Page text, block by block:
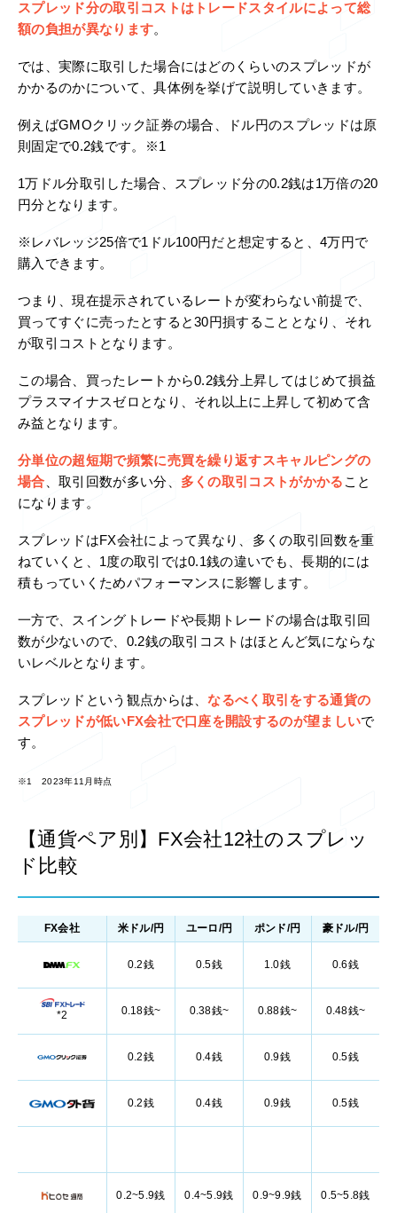
スプレッド分の取引コストはトレードスタイルによって総
額の負担が異なります。
では、実際に取引した場合にはどのくらいのスプレッドが
かかるのかについて、具体例を挙げて説明していきます。
例えばGMOクリック証券の場合、ドル円のスプレッドは原
則固定で0.2銭です。※1
1万ドル分取引した場合、スプレッド分の0.2銭は1万倍の20
円分となります。
※レバレッジ25倍で1ドル100円だと想定すると、4万円で
購入できます。
つまり、現在提示されているレートが変わらない前提で、
買ってすぐに売ったとすると30円損することとなり、それ
が取引コストとなります。
この場合、買ったレートから0.2銭分上昇してはじめて損益
プラスマイナスゼロとなり、それ以上に上昇して初めて含
み益となります。
分単位の超短期で頻繁に売買を繰り返すスキャルピングの
場合、取引回数が多い分、 多くの取引コストがかかる こと
になります。
スプレッドはFX会社によって異なり、多くの取引回数を重
ねていくと、1度の取引では0.1銭の違いでも、長期的には
積もっていくためパフォーマンスに影響します。
一方で、スイングトレードや長期トレードの場合は取引回
数が少ないので、0.2銭の取引コストはほとんど気にならな
いレベルとなります。
スプレッドという観点からは、なるべく取引をする通貨の
スプレッドが低いFX会社で口座を開設するのが望ましいで
す。
※1 2023年11月時点
【通貨ペア別】FX会社12社のスプレッ
ド比較
FX会社 米ドル/円 ユーロ/円 ポンド/円 豪ドル/円
0.2銭 0.5銭 1.0銭 0.6銭
*2 0.18銭~ 0.38銭~ 0.88銭~ 0.48銭~
0.2銭 0.4銭 0.9銭 0.5銭
0.2銭 0.4銭 0.9銭 0.5銭
0.2~5.9銭 0.4~5.9銭 0.9~9.9銭 0.5~5.8銭